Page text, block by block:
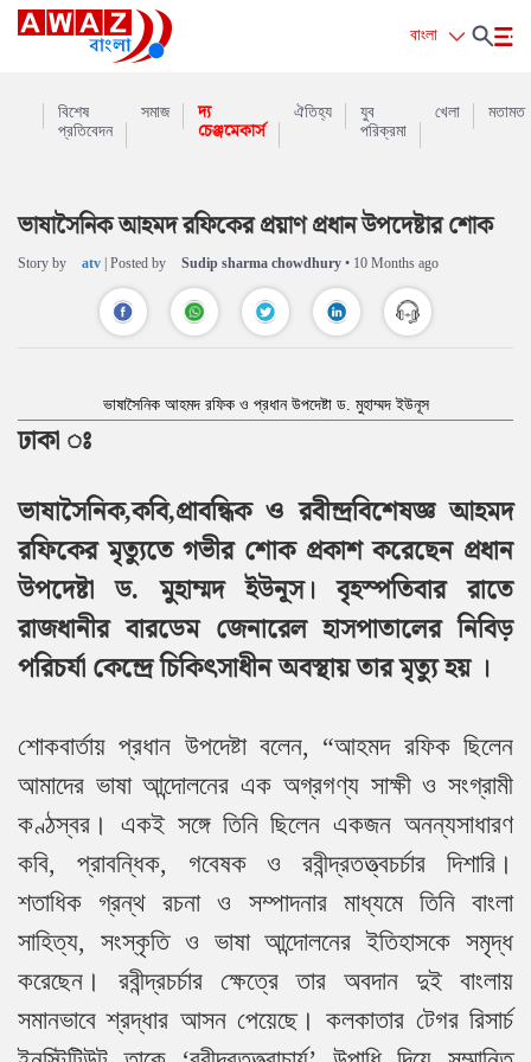
বাংলা
বিশেষ
প্রতিবেদন
সমাজ
দ্য
চেঞ্জমেকার্স
ঐতিহ্য
যুব
পরিক্রমা
খেলা মতামত
ভাষাসৈনিক আহমদ রফিকের প্রয়াণ প্রধান উপদেষ্টার শোক
Story by atv | Posted by Sudip sharma chowdhury • 10 Months ago
ভাষাসৈনিক আহমদ রফিক ও প্রধান উপদেষ্টা ড. মুহাম্মদ ইউনূস
ঢাকা ঃ
ভাষাসৈনিক,কবি,প্রাবন্ধিক ও রবীন্দ্রবিশেষজ্ঞ আহমদ
রফিকের মৃত্যুতে গভীর শোক প্রকাশ করেছেন প্রধান
উপদেষ্টা ড. মুহাম্মদ ইউনূস। বৃহস্পতিবার রাতে
রাজধানীর বারডেম জেনারেল হাসপাতালের নিবিড়
পরিচর্যা কেন্দ্রে চিকিৎসাধীন অবস্থায় তার মৃত্যু হয় ।
শোকবার্তায় প্রধান উপদেষ্টা বলেন, “আহমদ রফিক ছিলেন
আমাদের ভাষা আন্দোলনের এক অগ্রগণ্য সাক্ষী ও সংগ্রামী
কণ্ঠস্বর। একই সঙ্গে তিনি ছিলেন একজন অনন্যসাধারণ
কবি, প্রাবন্ধিক, গবেষক ও রবীন্দ্রতত্ত্বচর্চার দিশারি।
শতাধিক গ্রন্থ রচনা ও সম্পাদনার মাধ্যমে তিনি বাংলা
সাহিত্য, সংস্কৃতি ও ভাষা আন্দোলনের ইতিহাসকে সমৃদ্ধ
করেছেন। রবীন্দ্রচর্চার ক্ষেত্রে তার অবদান দুই বাংলায়
সমানভাবে শ্রদ্ধার আসন পেয়েছে। কলকাতার টেগর রিসার্চ